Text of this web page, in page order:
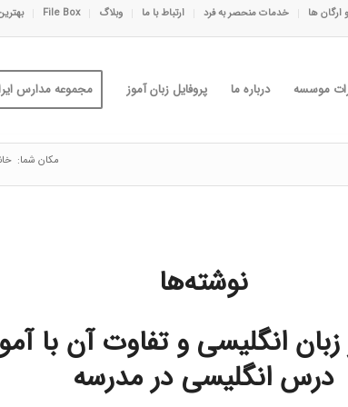
ها خدمات منحصر به فرد ارتباط با ما وبلاگ File Box
موسسه درباره ما پروفایل زبان آموز مجموعه مدارس
مکان شما:
نوشته‌ها
انگلیسی و تفاوت آن با
درس انگلیسی در مدرسه